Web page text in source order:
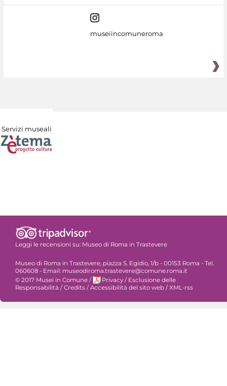
museiincomuneroma
Servizi museali
Leggi le recensioni su: Museo di Roma in Trastevere
Museo di Roma in Trastevere, piazza S. Egidio, 1/b - 00153 Roma - Tel.
060608 - Email: museodiroma.trastevere@comune.roma.it
© 2017 Musei in Comune / Privacy / Esclusione delle
Responsabilità / Credits / Accessibilità del sito web / XML-rss